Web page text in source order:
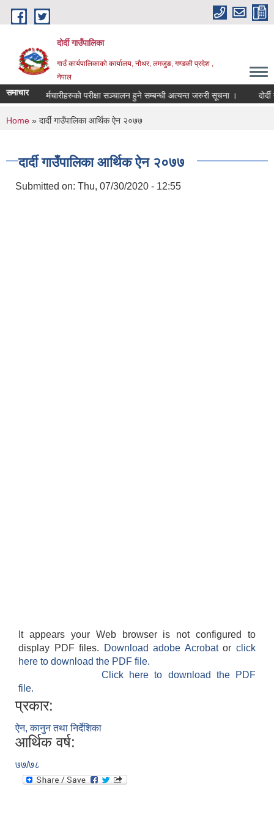
Skip to main content
दोर्दी गाउँपालिका
गाउँ कार्यपालिकाको कार्यालय, नौथर, लमजुङ, गण्डकी प्रदेश ,
नेपाल
समाचारतथा कर्मचारीहरुको परीक्षा सञ्चालन हुने सम्बन्धी अत्यन्त जरुरी सूचना । दोर्दी
You are here
Home » दार्दी गाउँपालिका आर्थिक ऐन २०७७
दार्दी गाउँपालिका आर्थिक ऐन २०७७
Submitted on: Thu, 07/30/2020 - 12:55
It appears your Web browser is not configured to
display PDF files.
Download adobe Acrobatorclick
here to download the PDF file.
Click here to download the PDF
file.
प्रकार:
ऐन, कानुन तथा निर्देशिका
आर्थिक वर्ष:
७७/७८